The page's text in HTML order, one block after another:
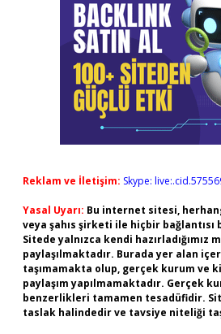
Reklam ve İletişim: Skype:
Yasal Uyarı: Bu internet sitesi,
veya şahıs şirketi ile hiçbir bağlantısı
Sitede yalnızca kendi hazırladığımız
paylaşılmaktadır. Burada yer alan
taşımamakta olup, gerçek kurum ve
paylaşım yapılmamaktadır. Gerçek
benzerlikleri tamamen tesadüfidir.
taslak halindedir ve tavsiye niteliği